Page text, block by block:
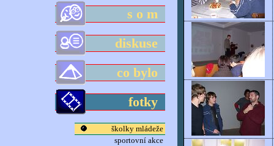
s o m
diskuse
co bylo
fotky
školky mládeže
sportovní akce